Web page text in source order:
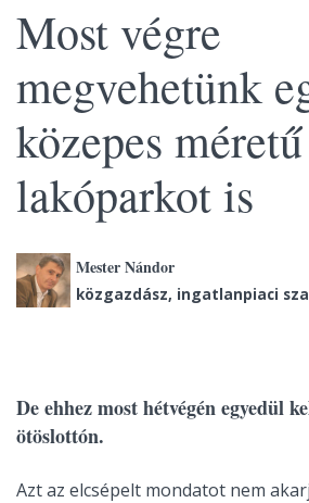
Most végre
megvehetünk
közepes
lakóparkot is
Mester Nándor
közgazdász, ingatlanpiaci
De ehhez most hétvégén egyedül
ötöslottón.
Azt az elcsépelt mondatot nem